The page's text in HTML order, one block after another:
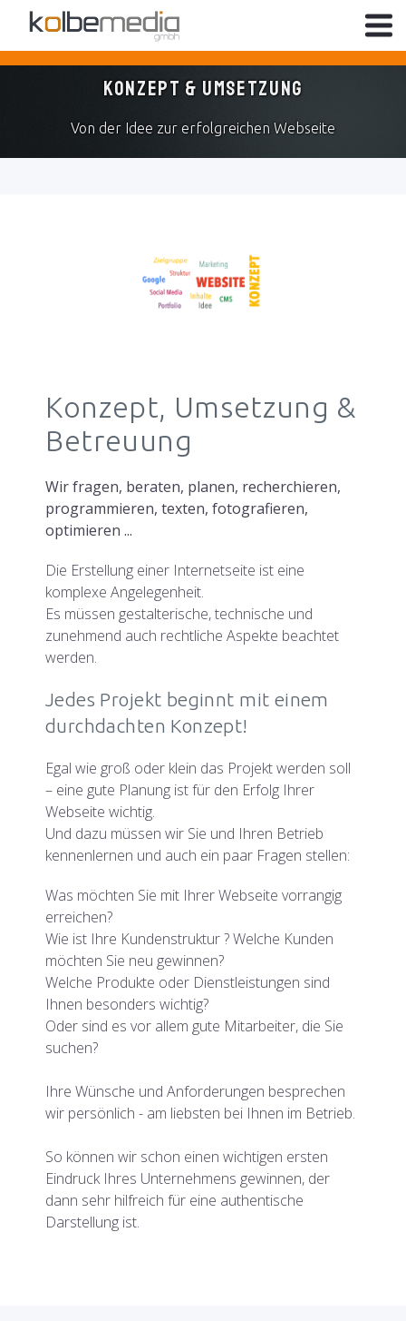
Unsere Leistungen
Rechtssichere Webseite
Konzept & Umsetzung
Von der Idee zur erfolgreichen Webseite
Konzept, Umsetzung &
Betreuung
Wir fragen, beraten, planen, recherchieren,
programmieren, texten, fotografieren,
optimieren ...
Die Erstellung einer Internetseite ist eine
komplexe Angelegenheit.
Es müssen gestalterische, technische und
zunehmend auch rechtliche Aspekte beachtet
werden.
Jedes Projekt beginnt mit einem
durchdachten Konzept!
Egal wie groß oder klein das Projekt werden soll
– eine gute Planung ist für den Erfolg Ihrer
Webseite wichtig.
Und dazu müssen wir Sie und Ihren Betrieb
kennenlernen und auch ein paar Fragen stellen:
Was möchten Sie mit Ihrer Webseite vorrangig
erreichen?
Wie ist Ihre Kundenstruktur ? Welche Kunden
möchten Sie neu gewinnen?
Welche Produkte oder Dienstleistungen sind
Ihnen besonders wichtig?
Oder sind es vor allem gute Mitarbeiter, die Sie
suchen?
Ihre Wünsche und Anforderungen besprechen
wir persönlich - am liebsten bei Ihnen im Betrieb.
So können wir schon einen wichtigen ersten
Eindruck Ihres Unternehmens gewinnen, der
dann sehr hilfreich für eine authentische
Darstellung ist.